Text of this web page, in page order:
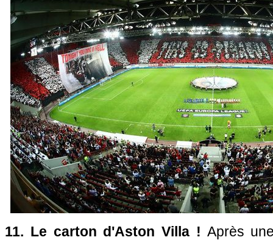
11. Le carton d'Aston Villa ! Après